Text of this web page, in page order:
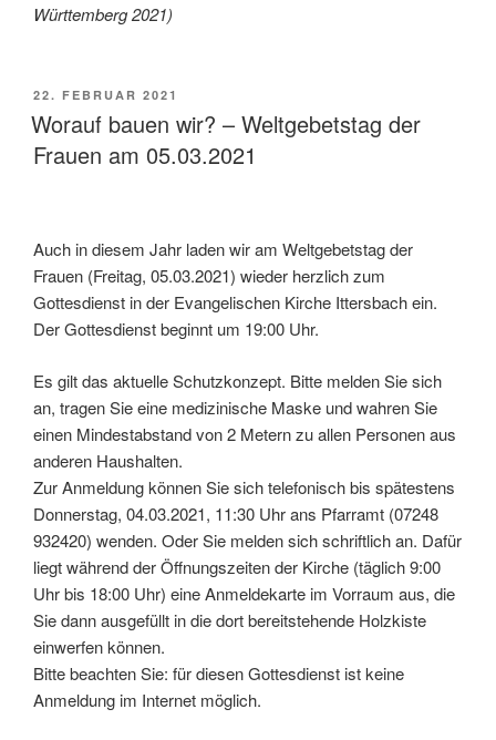
Württemberg 2021)
VERÖFFENTLICHT
AM
22. FEBRUAR 2021
Worauf bauen wir? – Weltgebetstag der
Frauen am 05.03.2021
Auch in diesem Jahr laden wir am Weltgebetstag der
Frauen (Freitag, 05.03.2021) wieder herzlich zum
Gottesdienst in der Evangelischen Kirche Ittersbach ein.
Der Gottesdienst beginnt um 19:00 Uhr.
Es gilt das aktuelle Schutzkonzept. Bitte melden Sie sich
an, tragen Sie eine medizinische Maske und wahren Sie
einen Mindestabstand von 2 Metern zu allen Personen aus
anderen Haushalten.
Zur Anmeldung können Sie sich telefonisch bis spätestens
Donnerstag, 04.03.2021, 11:30 Uhr ans Pfarramt (07248
932420) wenden. Oder Sie melden sich schriftlich an. Dafür
liegt während der Öffnungszeiten der Kirche (täglich 9:00
Uhr bis 18:00 Uhr) eine Anmeldekarte im Vorraum aus, die
Sie dann ausgefüllt in die dort bereitstehende Holzkiste
einwerfen können.
Bitte beachten Sie: für diesen Gottesdienst ist keine
Anmeldung im Internet möglich.